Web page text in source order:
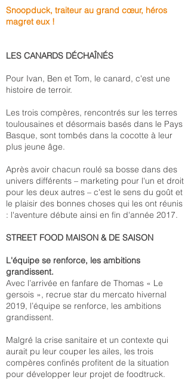
Snoopduck, traiteur au grand cœur, héros
magret eux !
LES CANARDS DÉCHAÎNÉS
Pour Ivan, Ben et Tom, le canard, c'est une
histoire de terroir.
Les trois compères, rencontrés sur les terres
toulousaines et désormais basés dans le Pays
Basque, sont tombés dans la cocotte à leur
plus jeune âge.
Après avoir chacun roulé sa bosse dans des
univers différents – marketing pour l'un et droit
pour les deux autres – c'est le sens du goût et
le plaisir des bonnes choses qui les ont réunis
: l'aventure débute ainsi en fin d'année 2017.
STREET FOOD MAISON & DE SAISON
L'équipe se renforce, les ambitions
grandissent.
Avec l’arrivée en fanfare de Thomas « Le
gersois », recrue star du mercato hivernal
2019, l’équipe se renforce, les ambitions
grandissent.
Malgré la crise sanitaire et un contexte qui
aurait pu leur couper les ailes, les trois
compères confinés profitent de la situation
pour développer leur projet de foodtruck.